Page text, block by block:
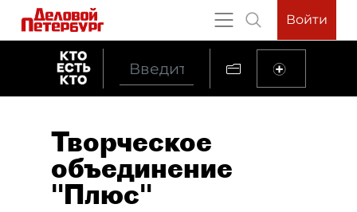
Войти
Творческое
объединение
"Плюс"